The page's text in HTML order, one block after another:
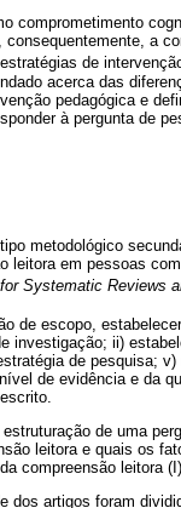
comprometimento
a
de
acerca das
pedagógica e
à pergunta de
metodológico
leitora em pessoas
Systematic Reviews
de escopo,
investigação; ii)
de pesquisa;
de evidência e da
de uma
leitora e quais os
compreensão leitora
dos artigos foram